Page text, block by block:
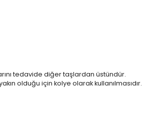
tedavide diğer taşlardan üstündür.
olduğu için kolye olarak kullanılmasıdır.